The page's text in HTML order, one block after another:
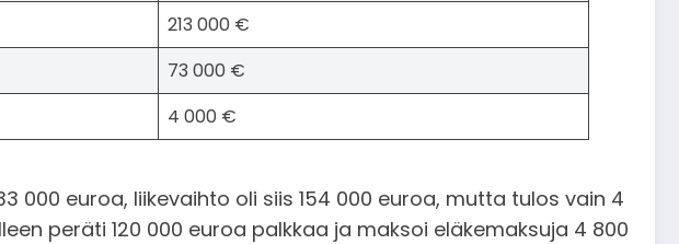
213 000 €
73 000 €
4 000 €
000 euroa, liikevaihto oli siis 154 000 euroa, mutta tulos vain 4
peräti 120 000 euroa palkkaa ja maksoi eläkemaksuja 4 800